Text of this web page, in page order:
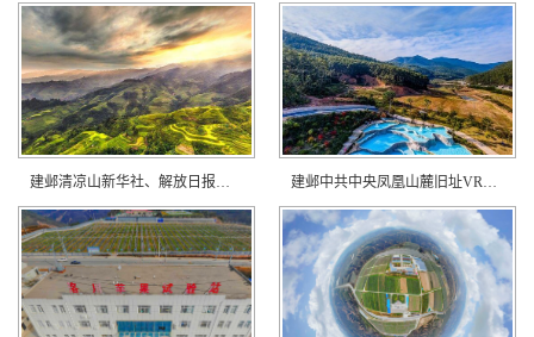
建邺清凉山新华社、解放日报社旧址 建邺中共中央凤凰山麓旧址VR全景